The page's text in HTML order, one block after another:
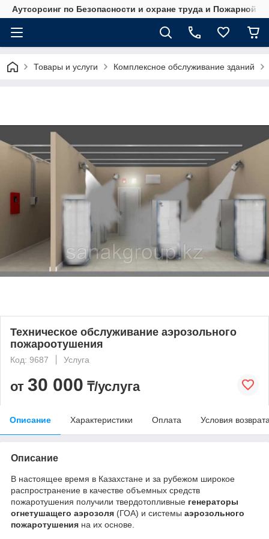
Аутсорсинг по Безопасности и охране труда и Пожарной
Товары и услуги Комплексное обслуживание зданий
Техническое обслуживание аэрозольного
пожароотушения
Код: 9687 Услуга
от 30 000 ₸/услуга
Описание Характеристики Оплата Условия
Описание
В настоящее время в Казахстане и за рубежом широкое
распространение в качестве объемных средств
пожаротушения получили твердотопливные генераторы
огнетушащего аэрозоля (ГОА) и системы аэрозольного
пожаротушения на их основе.